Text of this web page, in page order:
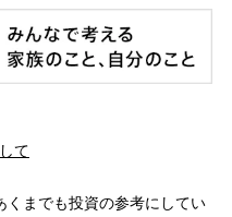
て
くまでも投資の参考にしてい